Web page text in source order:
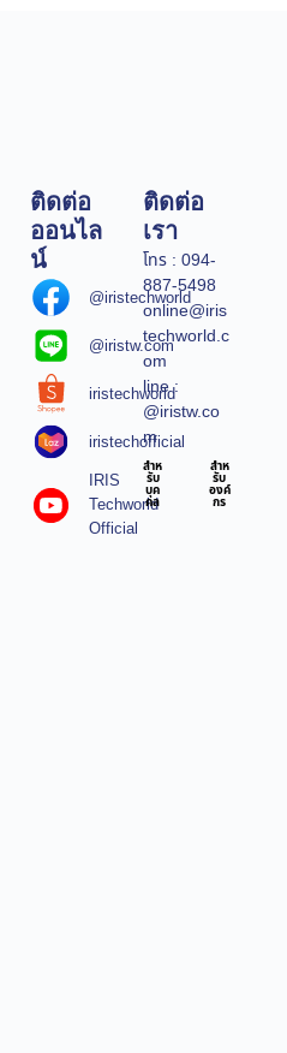
ติดต่อ
ออนไล
น์
@iristechworld
@iristw.com
iristechworld
iristechofficial
IRIS
Techworld
Official
ติดต่อ
เรา
โทร : 094-
887-5498
online@iris
techworld.c
om
line :
@iristw.co
m
สำห
รับ
บุค
คล
สำห
รับ
องค์
กร